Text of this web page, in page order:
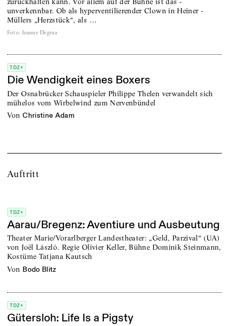
unverkennbar. Ob als hyperventilierender Clown in Heiner ­
Müllers „Herzstück“, als …
Foto: Jeanne Degraa
TDZ+
Die Wendigkeit eines Boxers
Der Osnabrücker Schauspieler Philippe Thelen verwandelt sich
mühelos vom Wirbelwind zum Nervenbündel
von Christine Adam
Auftritt
TDZ+
Aarau/Bregenz: Aventiure und Ausbeutung
Theater Marie/Vorarlberger Landestheater: „Geld, Parzival“ (UA)
von Joël László. Regie Olivier Keller, Bühne Dominik Steinmann,
Kostüme Tatjana Kautsch
von Bodo Blitz
TDZ+
Gütersloh: Life Is a Pigsty